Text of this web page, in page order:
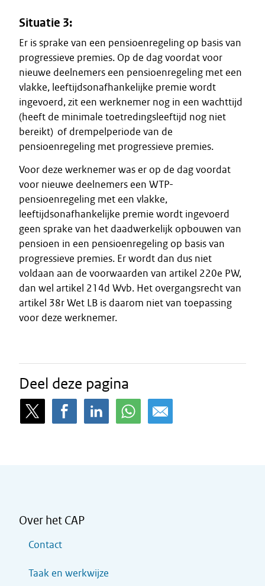
Situatie 3:
Er is sprake van een pensioenregeling op basis van
progressieve premies. Op de dag voordat voor
nieuwe deelnemers een pensioenregeling met een
vlakke, leeftijdsonafhankelijke premie wordt
ingevoerd, zit een werknemer nog in een wachttijd
(heeft de minimale toetredingsleeftijd nog niet
bereikt) of drempelperiode van de
pensioenregeling met progressieve premies.
Voor deze werknemer was er op de dag voordat
voor nieuwe deelnemers een WTP-
pensioenregeling met een vlakke,
leeftijdsonafhankelijke premie wordt ingevoerd
geen sprake van het daadwerkelijk opbouwen van
pensioen in een pensioenregeling op basis van
progressieve premies. Er wordt dan dus niet
voldaan aan de voorwaarden van artikel 220e PW,
dan wel artikel 214d Wvb. Het overgangsrecht van
artikel 38r Wet LB is daarom niet van toepassing
voor deze werknemer.
Deel deze pagina
Over het CAP
Contact
Taak en werkwijze